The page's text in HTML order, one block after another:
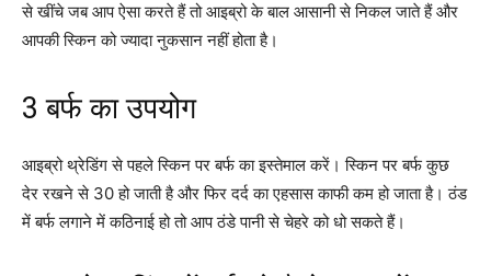
से खींचे जब आप ऐसा करते हैं तो आइब्रो के बाल आसानी से निकल जाते हैं और
आपकी स्किन को ज्यादा नुकसान नहीं होता है।
3 बर्फ का उपयोग
आइब्रो थ्रेडिंग से पहले स्किन पर बर्फ का इस्तेमाल करें। स्किन पर बर्फ कुछ
देर रखने से 30 हो जाती है और फिर दर्द का एहसास काफी कम हो जाता है। ठंड
में बर्फ लगाने में कठिनाई हो तो आप ठंडे पानी से चेहरे को धो सकते हैं।